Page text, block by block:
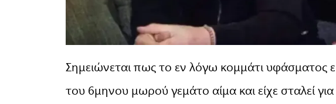
Σημειώνεται πως το εν λόγω κομμάτι υφάσματος
του 6μηνου μωρού γεμάτο αίμα και είχε σταλεί